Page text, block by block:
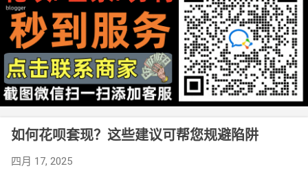
如何花呗套现？这些建议可帮您规避陷阱
四月 17, 2025